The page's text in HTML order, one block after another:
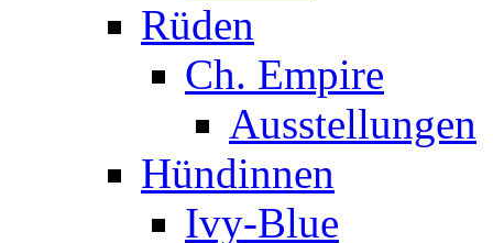
Rüden
Ch. Empire
Ausstellungen
Hündinnen
Ivy-Blue